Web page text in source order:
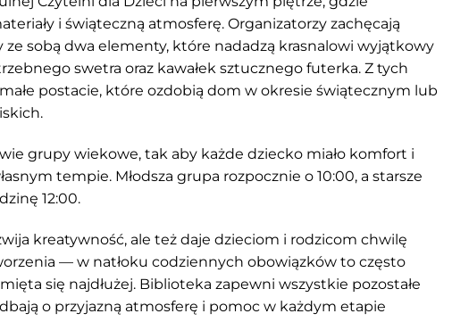
i świąteczną atmosferę. Organizatorzy zachęcają
ze sobą dwa elementy, które nadadzą krasnalowi wyjątkowy
swetra oraz kawałek sztucznego futerka. Z tych
postacie, które ozdobią dom w okresie świątecznym lub
grupy wiekowe, tak aby każde dziecko miało komfort i
tempie. Młodsza grupa rozpocznie o 10:00, a starsze
12:00.
kreatywność, ale też daje dzieciom i rodzicom chwilę
— w natłoku codziennych obowiązków to często
się najdłużej. Biblioteka zapewni wszystkie pozostałe
o przyjazną atmosferę i pomoc w każdym etapie